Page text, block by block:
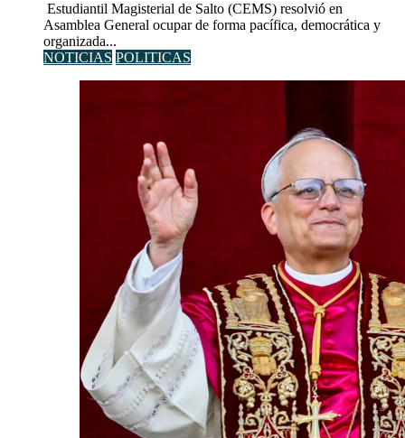
Estudiantil Magisterial de Salto (CEMS) resolvió en
Asamblea General ocupar de forma pacífica, democrática y
organizada...
NOTICIAS POLITICAS